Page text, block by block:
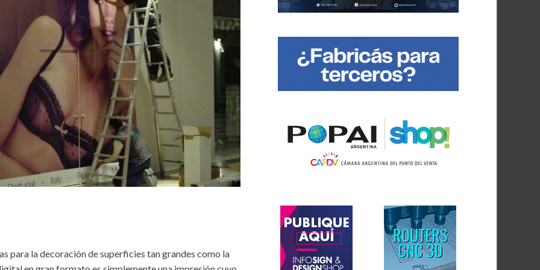
para la decoración de superficies tan grandes como la